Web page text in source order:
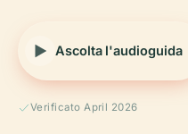
Ascolta l'audioguida
Verificato April 2026